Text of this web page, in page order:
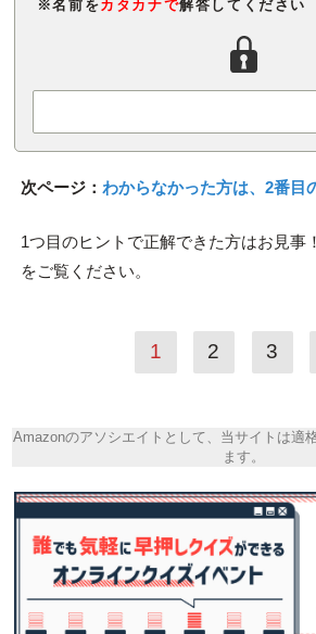
※名前をカタカナで解答してください
次ページ： わからなかった方は、2番目
1つ目のヒントで正解できた方はお見
をご覧ください。
1 2 3
Amazonのアソシエイトとして、当サイトは適
ます。